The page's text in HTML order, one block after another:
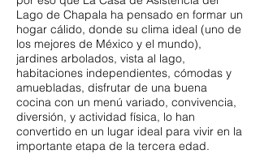
Lago de Chapala ha pensado en formar un
hogar cálido, donde su clima ideal (uno de
los mejores de México y el mundo),
jardines arbolados, vista al lago,
habitaciones independientes, cómodas y
amuebladas, disfrutar de una buena
cocina con un menú variado, convivencia,
diversión, y actividad física, lo han
convertido en un lugar ideal para vivir en la
importante etapa de la tercera edad.